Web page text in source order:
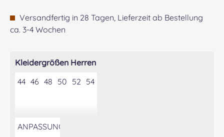
Versandfertig in 28 Tagen, Lieferzeit ab Bestellung
ca. 3-4 Wochen
Kleidergrößen Herrenauswählen
44 46 48 50 52 54
ANPASSUNG DER KONFEKTIONSGRÖSSE AUF